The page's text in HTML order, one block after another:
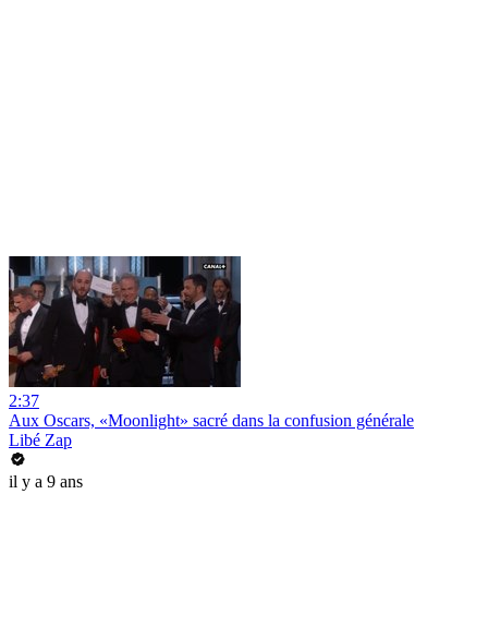
2:37
Aux Oscars, «Moonlight» sacré dans la confusion générale
Libé Zap
il y a 9 ans